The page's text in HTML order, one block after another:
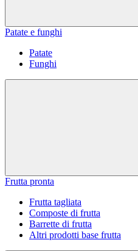
Patate e funghi
Patate
Funghi
Frutta pronta
Frutta tagliata
Composte di frutta
Barrette di frutta
Altri prodotti base frutta